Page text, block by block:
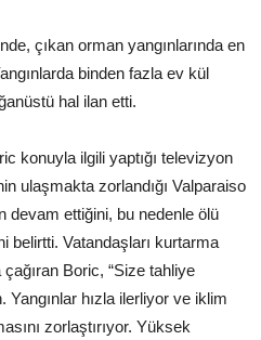
çıkan orman yangınlarında en
binden fazla ev kül
hal ilan etti.
konuyla ilgili yaptığı televizyon
ulaşmakta zorlandığı Valparaiso
devam ettiğini, bu nedenle ölü
belirtti. Vatandaşları kurtarma
Boric, “Size tahliye
hızla ilerliyor ve iklim
zorlaştırıyor. Yüksek